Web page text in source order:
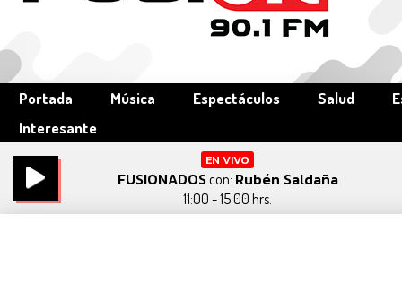
Portada Música Espectáculos Salud
Interesante
EN VIVO
FUSIONADOScon: Rubén Saldaña
11:00 - 15:00 hrs.